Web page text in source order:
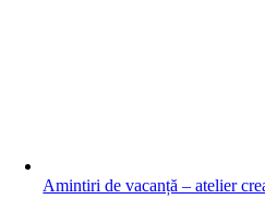
Amintiri de vacanță – atelier